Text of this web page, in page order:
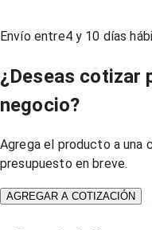
Envío entre4y 10 días
¿Deseas cotizar
negocio?
Agrega el producto a una
presupuesto en breve.
AGREGAR A COTIZACIÓN